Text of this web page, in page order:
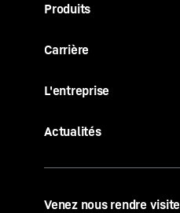
Produits
Carrière
L'entreprise
Actualités
Venez nous rendre visite